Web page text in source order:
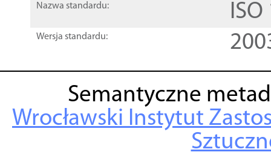
Nazwa standardu:
Wersja standardu:
Semantyczne
Wrocławski Instytut